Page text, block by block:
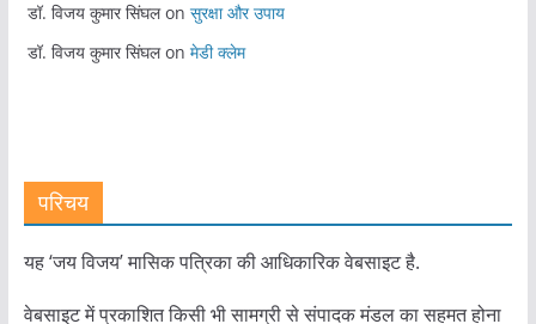
डॉ. विजय कुमार सिंघलon सुरक्षा और उपाय
डॉ. विजय कुमार सिंघलon मेडी क्लेम
परिचय
यह ‘जय विजय’ मासिक पत्रिका की आधिकारिक वेबसाइट है.
वेबसाइट में प्रकाशित किसी भी सामग्री से संपादक मंडल का सहमत होना